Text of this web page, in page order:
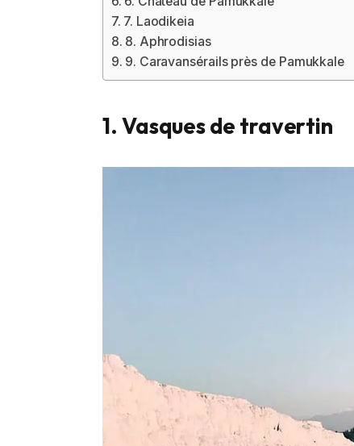
7. Laodikeia
8. Aphrodisias
9. Caravansérails près de Pamukkale
1. Vasques de travertin